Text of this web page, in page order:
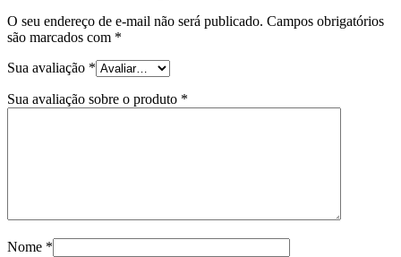
O seu endereço de e-mail não será publicado. Campos obrigatórios
são marcados com *
Sua avaliação *
Sua avaliação sobre o produto *
Nome *